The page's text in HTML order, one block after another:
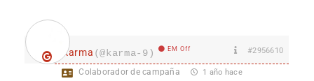
karma (@karma-9) EM Off #2956610
Colaborador de campaña 1 año hace